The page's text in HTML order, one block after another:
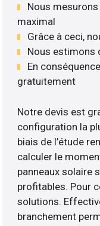
Nous
maximal
Grâce à ceci,
Nous estimons
En
gratuitement
Notre devis est
configuration la
biais de l’étude
calculer le
panneaux solaire
profitables. Pour
solutions.
branchement